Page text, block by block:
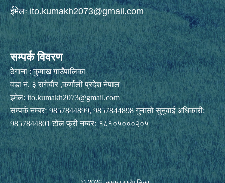
ईमेलःito.kumakh2073@gmail.com
सम्पर्क विवरण
ठेगाना : कुमाख गाउँपालिका
वडा नं. ३ रागेचाैर ,कर्णाली प्रदेश नेपाल ।
इमेल:ito.kumakh2073@gmail.com
सम्पर्क नम्बरः 9857844899, 9857844898 गुनासो सुनुवाई अधिकारी:
9857844801 टोल फ्री नम्बरः १८१०५०००२०५